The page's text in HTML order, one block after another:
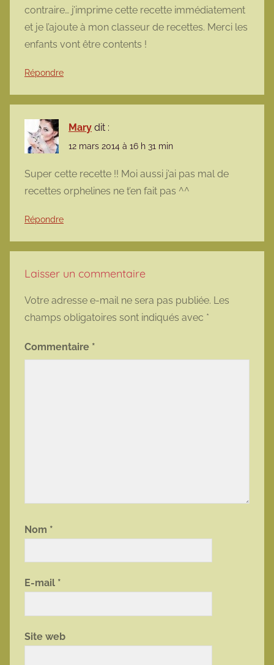
contraire… j’imprime cette recette immédiatement
et je l’ajoute à mon classeur de recettes. Merci les
enfants vont être contents !
Répondre
Mary dit :
12 mars 2014 à 16 h 31 min
Super cette recette !! Moi aussi j’ai pas mal de
recettes orphelines ne t’en fait pas ^^
Répondre
Laisser un commentaire
Votre adresse e-mail ne sera pas publiée. Les
champs obligatoires sont indiqués avec *
Commentaire *
Nom *
E-mail *
Site web